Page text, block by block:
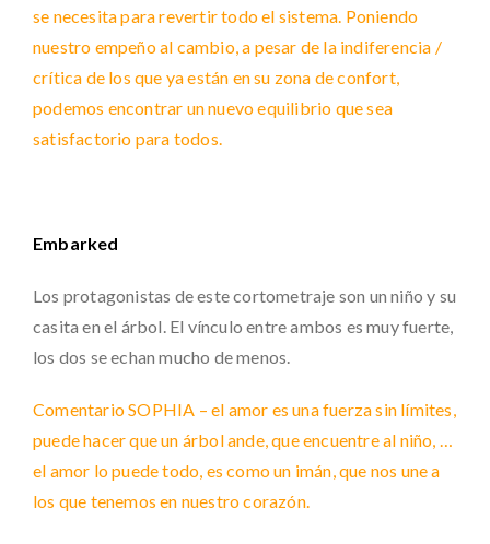
se necesita para revertir todo el sistema. Poniendo
nuestro empeño al cambio, a pesar de la indiferencia /
crítica de los que ya están en su zona de confort,
podemos encontrar un nuevo equilibrio que sea
satisfactorio para todos.
Embarked
Los protagonistas de este cortometraje son un niño y su
casita en el árbol. El vínculo entre ambos es muy fuerte,
los dos se echan mucho de menos.
Comentario SOPHIA – el amor es una fuerza sin límites,
puede hacer que un árbol ande, que encuentre al niño, …
el amor lo puede todo, es como un imán, que nos une a
los que tenemos en nuestro corazón.